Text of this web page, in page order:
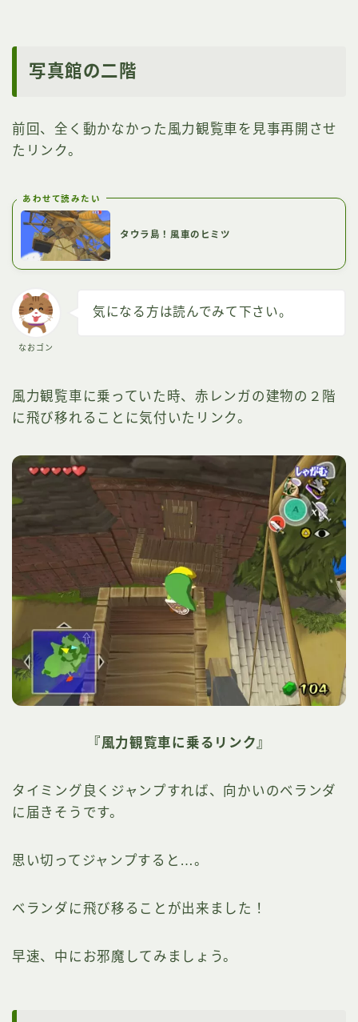
写真館の二階
前回、全く動かなかった風力観覧車を見事再開させ
たリンク。
あわせて読みたい
タウラ島！風車のヒミツ
なおゴン
気になる方は読んでみて下さい。
風力観覧車に乗っていた時、赤レンガの建物の２階
に飛び移れることに気付いたリンク。
『風力観覧車に乗るリンク』
タイミング良くジャンプすれば、向かいのベランダ
に届きそうです。
思い切ってジャンプすると…。
ベランダに飛び移ることが出来ました！
早速、中にお邪魔してみましょう。